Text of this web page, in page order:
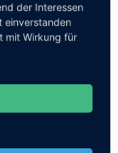
die
der Interessen
einverstanden
mit Wirkung für